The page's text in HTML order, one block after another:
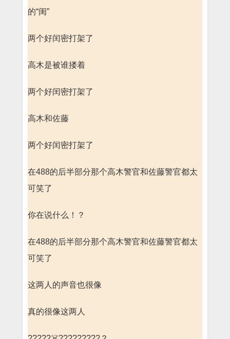
的“闺”
两个好闰密打架了
高木是被谁搂着
两个好闰密打架了
高木和佐藤
两个好闰密打架了
在488的后半部分那个高木警官和佐藤警官都太
可笑了
你在说什么！？
在488的后半部分那个高木警官和佐藤警官都太
可笑了
这两人的声音也很像
真的很像这两人